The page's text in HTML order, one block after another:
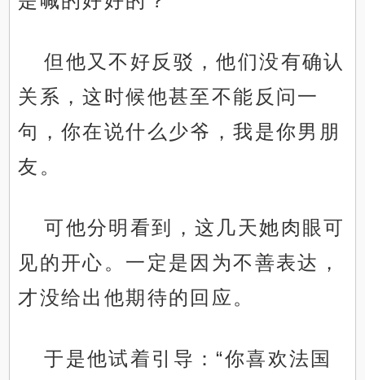
但他又不好反驳，他们没有确认
关系，这时候他甚至不能反问一
句，你在说什么少爷，我是你男朋
友。
可他分明看到，这几天她肉眼可
见的开心。一定是因为不善表达，
才没给出他期待的回应。
于是他试着引导：“你喜欢法国